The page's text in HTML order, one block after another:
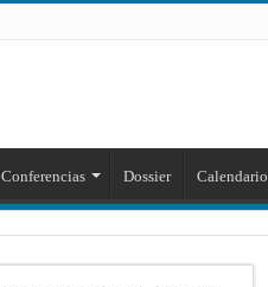
Conferencias Dossier Calendario